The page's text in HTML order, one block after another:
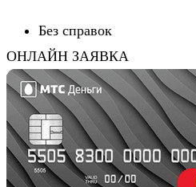
Без справок
ОНЛАЙН ЗАЯВКА